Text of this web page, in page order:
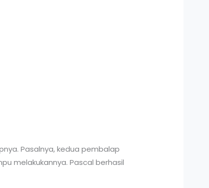
Pasalnya, kedua pembalap
melakukannya. Pascal berhasil